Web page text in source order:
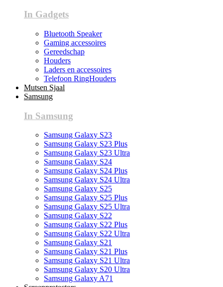
In Gadgets
Bluetooth Speaker
Gaming accessoires
Gereedschap
Houders
Laders en accessoires
Telefoon RingHouders
Mutsen Sjaal
Samsung
In Samsung
Samsung Galaxy S23
Samsung Galaxy S23 Plus
Samsung Galaxy S23 Ultra
Samsung Galaxy S24
Samsung Galaxy S24 Plus
Samsung Galaxy S24 Ultra
Samsung Galaxy S25
Samsung Galaxy S25 Plus
Samsung Galaxy S25 Ultra
Samsung Galaxy S22
Samsung Galaxy S22 Plus
Samsung Galaxy S22 Ultra
Samsung Galaxy S21
Samsung Galaxy S21 Plus
Samsung Galaxy S21 Ultra
Samsung Galaxy S20 Ultra
Samsung Galaxy A71